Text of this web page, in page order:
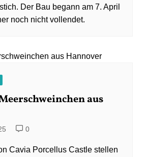
Der Bau begann am 7. April
noch nicht vollendet.
aus
0
Cavia Porcellus Castle stellen